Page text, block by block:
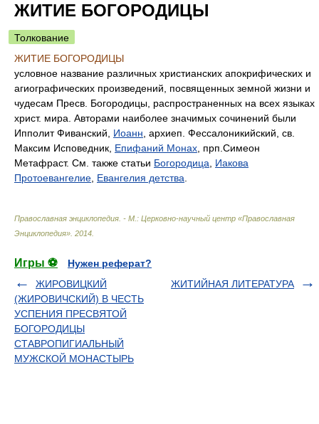
ЖИТИЕ БОГОРОДИЦЫ
Толкование
ЖИТИЕ БОГОРОДИЦЫ
условное название различных христианских апокрифических и
агиографических произведений, посвященных земной жизни и
чудесам Пресв. Богородицы, распространенных на всех языках
христ. мира. Авторами наиболее значимых сочинений были
Ипполит Фиванский, Иоанн , архиеп. Фессалоникийский, св.
Максим Исповедник, Епифаний Монах , прп.Симеон
Метафраст. См. также статьи Богородица
Иакова
Протоевангелие Евангелия детства
Православная энциклопедия. - М.: Церковно-научный центр «Православная
Энциклопедия» 2014
Игры ⚽
Нужен реферат?
ЖИРОВИЦКИЙ
(ЖИРОВИЧСКИЙ) В ЧЕСТЬ
УСПЕНИЯ ПРЕСВЯТОЙ
БОГОРОДИЦЫ
СТАВРОПИГИАЛЬНЫЙ
МУЖСКОЙ МОНАСТЫРЬ
ЖИТИЙНАЯ ЛИТЕРАТУРА